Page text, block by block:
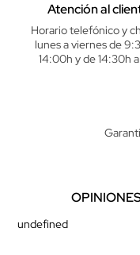
Atención al
Horario telefónico y
lunes a viernes de
14:00h y de 14:30h a
undefined